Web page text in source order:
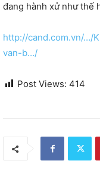
đang hành xử như thế
http://cand.com.vn/…/
van-b…/
Post Views: 414